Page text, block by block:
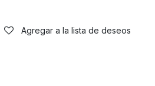
Agregar a la lista de deseos